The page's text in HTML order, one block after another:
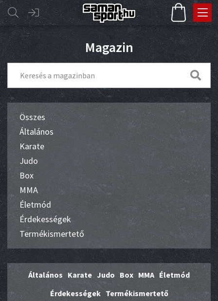
Magazin
Összes
Általános
Karate
Judo
Box
MMA
Életmód
Érdekességek
Termékismertető
Általános Karate Judo Box MMA Életmód
Érdekességek Termékismertető